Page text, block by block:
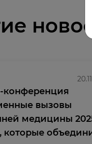
конференция
вызовы
медицины
которые